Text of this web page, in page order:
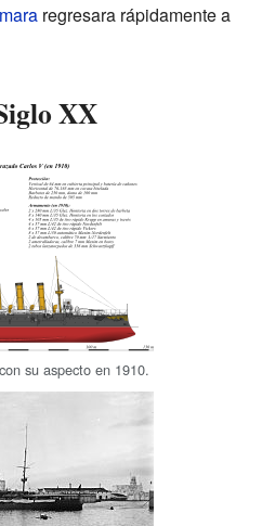
regresara rápidamente a
XX
su aspecto en 1910.